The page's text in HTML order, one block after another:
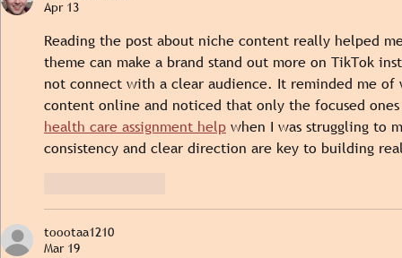
Apr 13
Reading the post about niche content really helped
theme can make a brand stand out more on TikTok
not connect with a clear audience. It reminded me
content online and noticed that only the focused
health care assignment help when I was struggling to
consistency and clear direction are key to building
toootaa1210
Mar 19